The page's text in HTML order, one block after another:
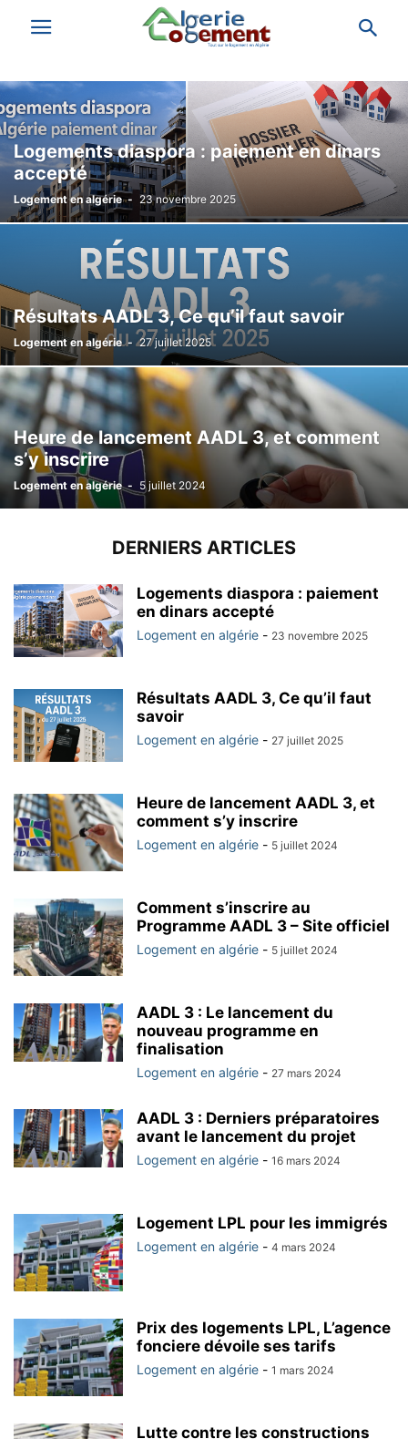
Logements diaspora : paiement en dinars
accepté
Logement en algérie - 23 novembre 2025
Résultats AADL 3, Ce qu’il faut savoir
Logement en algérie - 27 juillet 2025
Heure de lancement AADL 3, et comment
s’y inscrire
Logement en algérie - 5 juillet 2024
DERNIERS ARTICLES
Logements diaspora : paiement
en dinars accepté
Logement en algérie - 23 novembre 2025
Résultats AADL 3, Ce qu’il faut
savoir
Logement en algérie - 27 juillet 2025
Heure de lancement AADL 3, et
comment s’y inscrire
Logement en algérie - 5 juillet 2024
Comment s’inscrire au
Programme AADL 3 – Site officiel
Logement en algérie - 5 juillet 2024
AADL 3 : Le lancement du
nouveau programme en
finalisation
Logement en algérie - 27 mars 2024
AADL 3 : Derniers préparatoires
avant le lancement du projet
Logement en algérie - 16 mars 2024
Logement LPL pour les immigrés
Logement en algérie - 4 mars 2024
Prix des logements LPL, L’agence
fonciere dévoile ses tarifs
Logement en algérie - 1 mars 2024
Lutte contre les constructions